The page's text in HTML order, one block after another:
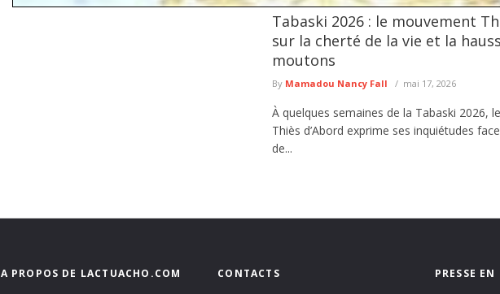
Chronique : Icare à Médinatoul Salam - Sokhna Aïda Diallo joue-t-elle avec le feu sacré
L'actualité récente de SokhnaAïda Diallo frappe par une intensité nouvelle. Ses prises de parole sur les
Tabaski 2026 : le mouvement
sur la cherté de la vie et la
moutons
By Mamadou Nancy Fall mai 17, 2026
À quelques semaines de la Tabaski 2026,
Thiès d’Abord exprime ses inquiétudes
de...
A PROPOS DE LACTUACHO.COM CONTACTS PRESSE